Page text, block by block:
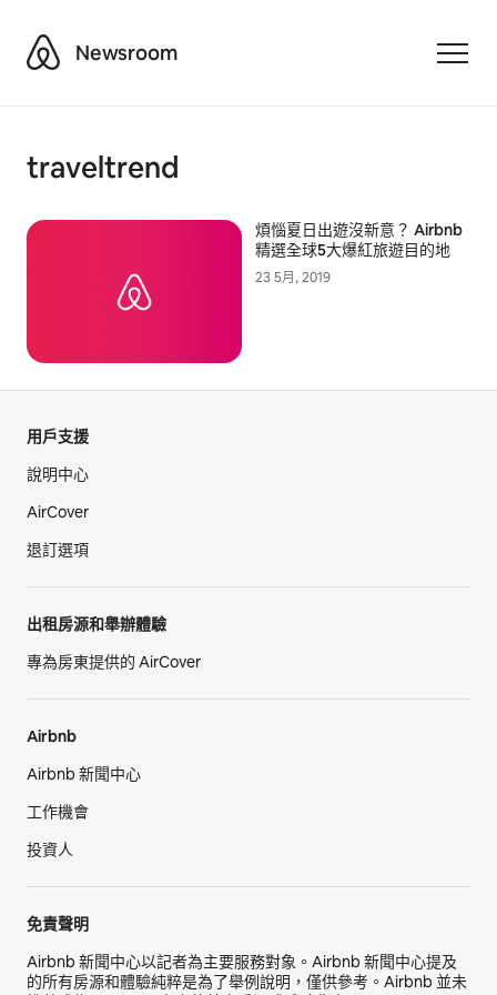
AirbnbNewsroom
traveltrend
煩惱夏日出遊沒新意？ Airbnb
精選全球5大爆紅旅遊目的地
23 5月, 2019
用戶支援
說明中心
AirCover
退訂選項
出租房源和舉辦體驗
專為房東提供的 AirCover
Airbnb
Airbnb 新聞中心
工作機會
投資人
免責聲明
Airbnb 新聞中心以記者為主要服務對象。Airbnb 新聞中心提及
的所有房源和體驗純粹是為了舉例說明，僅供參考。Airbnb 並未